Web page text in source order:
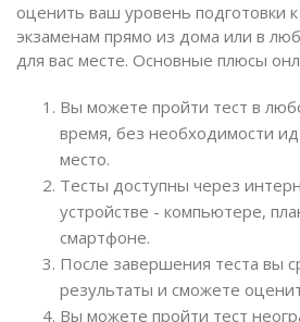
оценить ваш уровень подготовки
экзаменам прямо из дома или в
для вас месте. Основные плюсы
Вы можете пройти тест в
время, без необходимости
место.
Тесты доступны через
устройстве - компьютере,
смартфоне.
После завершения теста вы
результаты и сможете
Вы можете пройти тест